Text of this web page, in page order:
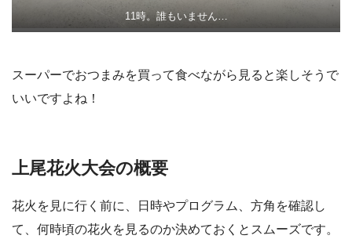
11時。誰もいません…
スーパーでおつまみを買って食べながら見ると楽しそうで
いいですよね！
上尾花火大会の概要
花火を見に行く前に、日時やプログラム、方角を確認し
て、何時頃の花火を見るのか決めておくとスムーズです。